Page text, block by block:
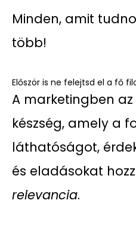
Minden, amit
több!
Először is ne felejtsd el a fő
A marketingben
készség, amely a
láthatóságot,
és eladásokat
relevancia.